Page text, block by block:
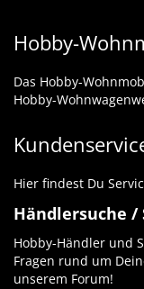
Hobby-
Das Hobby-
Hobby-
Hier findest Du
Händlersuche
Hobby-Händler und
Fragen rund um
unserem Forum!